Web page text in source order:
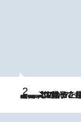
2026.8.5
【阿川佐和子さんの年とる力】なぜ70代で始めた趣味は“こんなに楽しい”のか？ ピアノ、俳句…スランプに陥っても続けられる“ある秘訣”とは